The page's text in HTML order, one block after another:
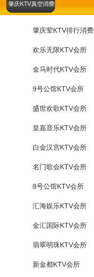
肇庆KTV真空消费
肇庆荤KTV排行消费
欢乐无限KTV会所
金马时代KTV会所
9号公馆KTV会所
盛世欢歌KTV会所
皇嘉音乐KTV会所
白金汉宫KTV会所
名门歌会KTV会所
8号公馆KTV会所
汇海娱乐KTV会所
金汇国际KTV会所
翡翠明珠KTV会所
新金都KTV会所